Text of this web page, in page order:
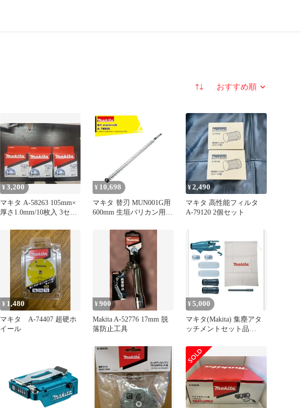
並び替え
¥3,200
マキタ A-58263 105mm×
厚さ1.0mm/10枚入 3セッ
¥ 10,698
マキタ 替刃 MUN001G用
600mm 生垣バリカン用替
A-78508
¥2,490
マキタ 高性能フィルタ
A-79120 2個セット
¥ 1,480
マキタ A-74407 超硬ホ
イール
¥900
Makita A-52776 17mm 脱
落防止工具
¥ 5,000
マキタ(Makita) 集塵アタ
ッチメントセット品